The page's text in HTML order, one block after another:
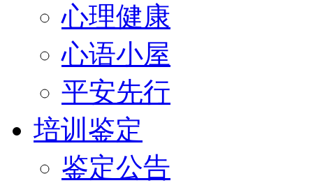
心理健康
心语小屋
平安先行
培训鉴定
鉴定公告